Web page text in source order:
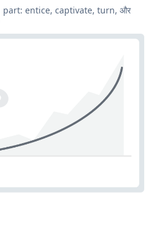
part: entice, captivate, turn, और